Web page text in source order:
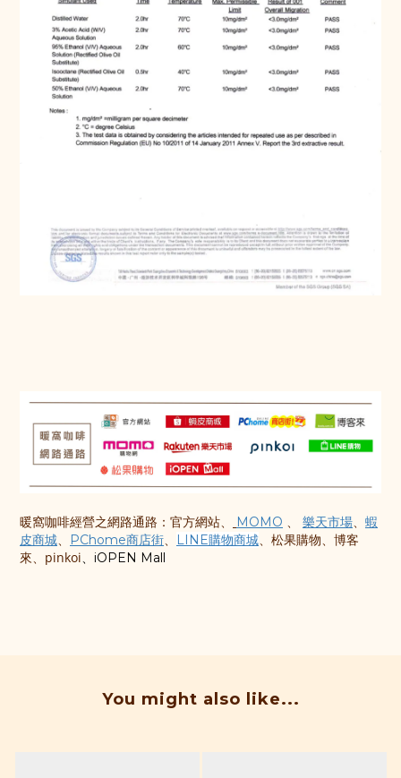
暖窩咖啡經營之網路通路：官方網站、 MOMO 樂天市場
蝦
皮商城
PChome商店街 LINE購物商城 、松果購物、博客
來、pinkoi 、iOPEN Mall
You might also like...